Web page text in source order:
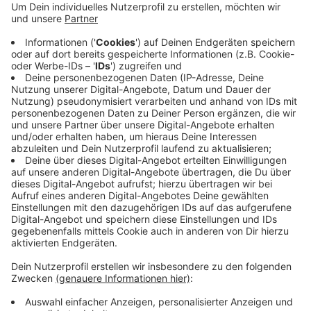
Anzeige
Betroffen ist der Bereich zwischen Garath und
Richrath in Fahrtrichtung Leverkusen. Da bleibt die
ganze kommende Woche bis zum 26.07 eine
Vollsperrung bestehen. Grund ist, dass die
Betonplatten der A59 erneuert werden. Eine
Umleitung ist ausgeschildert.
Anzeige
Anzeige